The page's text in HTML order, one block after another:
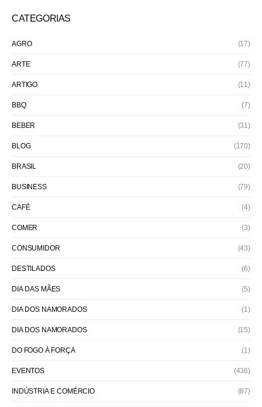
CATEGORIAS
AGRO (17)
ARTE (77)
ARTIGO (11)
BBQ (7)
BEBER (31)
BLOG (170)
BRASIL (20)
BUSINESS (79)
CAFÉ (4)
COMER (3)
CONSUMIDOR (43)
DESTILADOS (6)
DIA DAS MÃES (5)
DIA DOS NAMORADOS (1)
DIA DOS NAMORADOS (15)
DO FOGO À FORÇA (1)
EVENTOS (436)
INDÚSTRIA E COMÉRCIO (87)